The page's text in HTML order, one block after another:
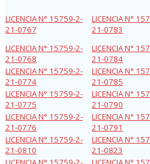
LICENCIA N° 15759-2-
21-0767
LICENCIA N°
21-0783
LICENCIA N° 15759-2-
21-0768
LICENCIA N°
21-0784
LICENCIA N° 15759-2-
21-0774
LICENCIA N°
21-0785
LICENCIA N° 15759-2-
21-0775
LICENCIA N°
21-0790
LICENCIA N° 15759-2-
21-0776
LICENCIA N°
21-0791
LICENCIA N° 15759-2-
21-0810
LICENCIA N°
21-0823